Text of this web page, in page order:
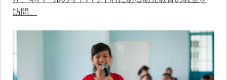
訪問。